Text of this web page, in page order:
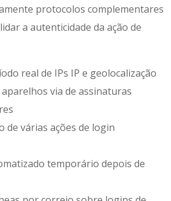
protocolos complementares
a autenticidade da ação de
real de IPs IP e geolocalização
via de assinaturas
de várias ações de login
temporário depois de